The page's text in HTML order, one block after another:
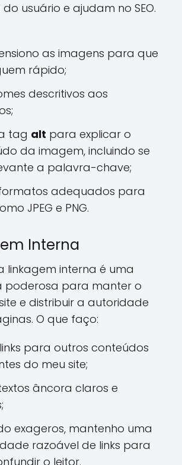
usuário e ajudam no SEO.
as imagens para que
rápido;
descritivos aos
tag alt para explicar o
da imagem, incluindo se
a palavra-chave;
adequados para
JPEG e PNG.
Interna
linkagem interna é uma
poderosa para manter o
e distribuir a autoridade
O que faço:
para outros conteúdos
do meu site;
âncora claros e
exageros, mantenho uma
razoável de links para
o leitor.